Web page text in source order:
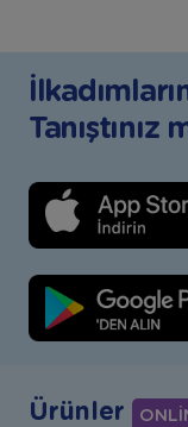
Tanıştınız
Ürünler